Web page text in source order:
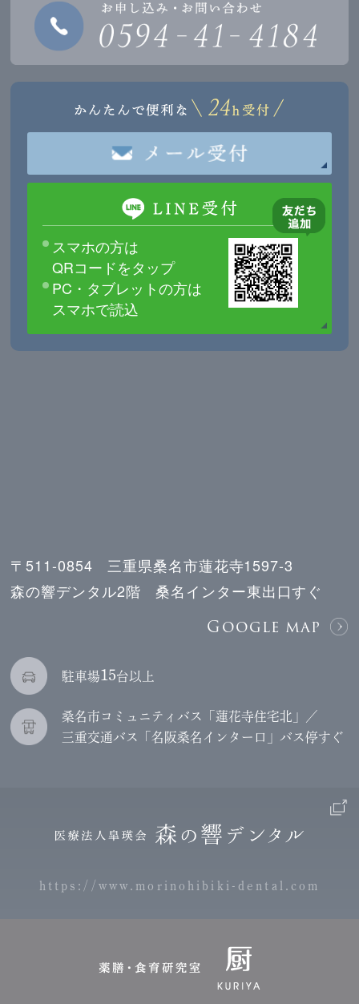
スマホの方は
QRコードをタップ
PC・タブレットの方は
スマホで読込
〒511-0854 三重県桑名市蓮花寺1597-3
森の響デンタル2階 桑名インター東出口すぐ
Google map
駐車場15台以上
桑名市コミュニティバス「蓮花寺住宅北」／
三重交通バス「名阪桑名インター口」バス停すぐ
https://www.morinohibiki-dental.com